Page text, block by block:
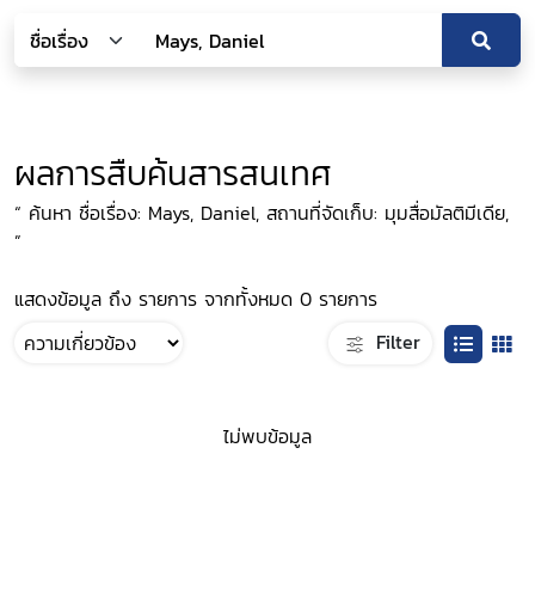
ผลการสืบค้นสารสนเทศ
“ ค้นหา ชื่อเรื่อง: Mays, Daniel, สถานที่จัดเก็บ: มุมสื่อมัลติมีเดีย,
”
แสดงข้อมูล ถึง รายการ จากทั้งหมด 0 รายการ
Filter
ไม่พบข้อมูล